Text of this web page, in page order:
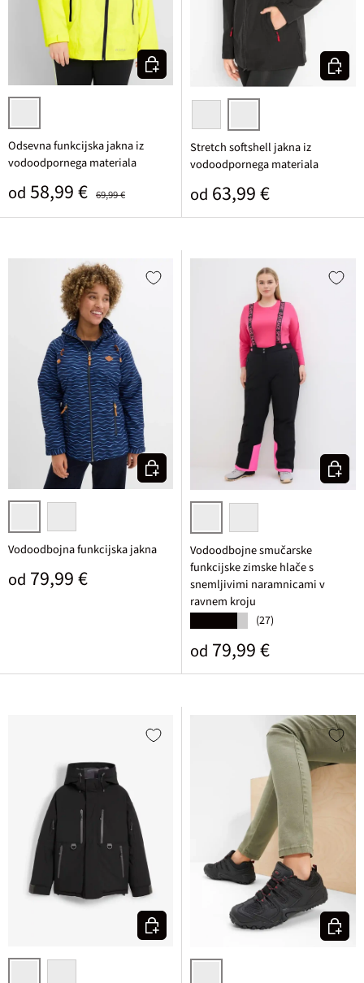
rumena neonska
Odsevna funkcijska jakna iz
vodoodpornega materiala
Prodajna cena
od 58,99 € 69,99 €
Izberi varianto
črna temno modra
Stretch softshell jakna iz
vodoodpornega materiala
Običajna cena
od 63,99 €
Izberi
temno modra/srednje modra grafično potiskana
žajbljevo zelena grafično potiskana
Vodoodbojna funkcijska jakna
Običajna cena
od 79,99 €
Izberi varianto
črna sivo zelena
Vodoodbojne smučarske
funkcijske zimske hlače s
snemljivimi naramnicami v
ravnem kroju
(27)
Običajna cena
od 79,99 €
Izberi
Izberi varianto Izberi